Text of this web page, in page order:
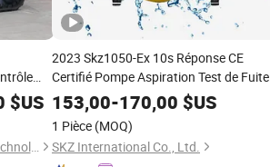
mobile
$US
Anhui Selam Heavy Industry Technology Co., Ltd.
2023 Skz1050-Ex 10s Réponse CE
Certifié Pompe Aspiration Test de Fuite
de Gaz Sans Fil Équipement de Test de
Gaz
153,00-170,00 $US
1 Pièce (MOQ)
SKZ International Co., Ltd.